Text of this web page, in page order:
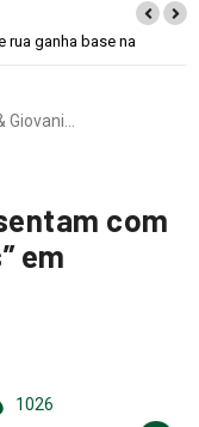
dos Pais
Giovani…
com
em
1026